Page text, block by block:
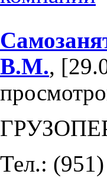
В.М.,
Тел.: